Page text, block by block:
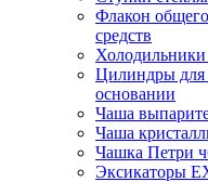
Флакон
средств
Цилиндры для
основании
Чаша
Чаша
Чашка Петри
Эксикаторы